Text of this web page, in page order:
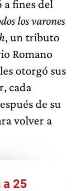
a fines del
los varones
, un tributo
Romano
otorgó sus
cada
de su
volver a
a 25